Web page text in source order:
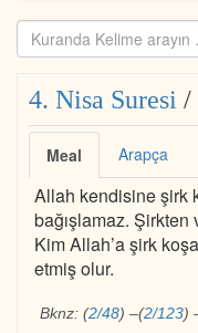
Kuranda
ara...
4. Nisa Suresi /
Meal Arapça
Allah kendisine şirk
bağışlamaz. Şirkten
Kim Allah’a şirk
etmiş olur.
Bknz: (2/48) –(2/123)